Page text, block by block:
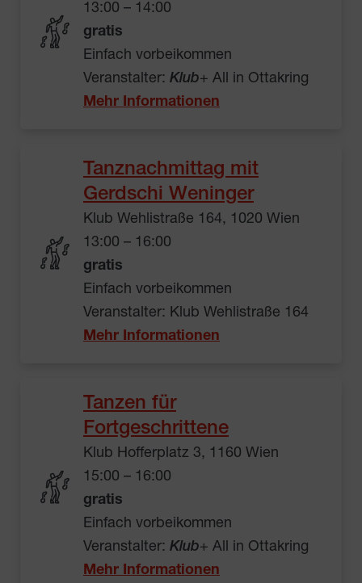
13:00 – 14:00
gratis
Einfach vorbeikommen
Veranstalter: Klub+ All in Ottakring
Mehr Informationen
Tanznachmittag mit
Gerdschi Weninger
Klub Wehlistraße 164, 1020 Wien
13:00 – 16:00
gratis
Einfach vorbeikommen
Veranstalter: Klub Wehlistraße 164
Mehr Informationen
Tanzen für
Fortgeschrittene
Klub Hofferplatz 3, 1160 Wien
15:00 – 16:00
gratis
Einfach vorbeikommen
Veranstalter: Klub+ All in Ottakring
Mehr Informationen